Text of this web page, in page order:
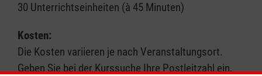
30 Unterrichtseinheiten (à 45 Minuten)
Kosten:
Die Kosten variieren je nach Veranstaltungsort.
Geben Sie bei der Kurssuche Ihre Postleitzahl ein,